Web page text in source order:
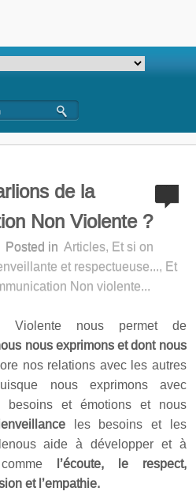
de la
Non Violente ?
Posted in Articles, Et si on
et respectueuse..., Et
Non violente...
Violente nous permet de
nous exprimons et dont nous
nos relations avec les autres
nous exprimons avec
besoins et émotions et nous
les besoins et les
aide à développer et à
l’écoute, le respect,
et l’empathie.